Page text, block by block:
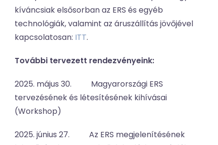
kíváncsiak elsősorban az ERS és egyéb
technológiák, valamint az áruszállítás jövőjével
kapcsolatosan: ITT.
További tervezett rendezvényeink:
2025. május 30. Magyarországi ERS
tervezésének és létesítésének kihívásai
(Workshop)
2025. június 27. Az ERS megjelenítésének